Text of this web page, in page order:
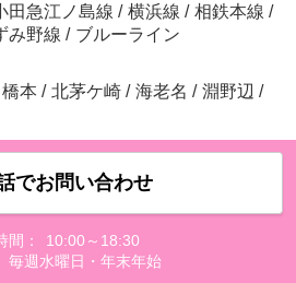
田急江ノ島線 / 横浜線 / 相鉄本線 /
み野線 / ブルーライン
橋本 / 北茅ケ崎 / 海老名 / 淵野辺 /
でお問い合わせ
間：
10:00～18:30
毎週水曜日・年末年始